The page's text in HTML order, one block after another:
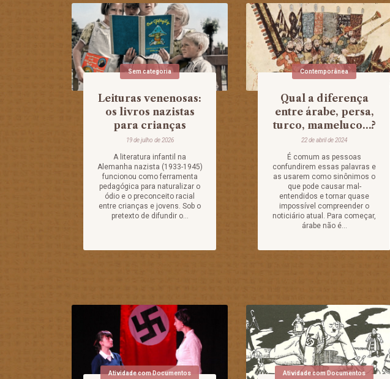
Sem categoria
Leituras venenosas:
os livros nazistas
para crianças
19 de julho de 2026
A literatura infantil na
Alemanha nazista (1933-1945)
funcionou como ferramenta
pedagógica para naturalizar o
ódio e o preconceito racial
entre crianças e jovens. Sob o
pretexto de difundir o...
Contemporânea
Qual a diferença
entre árabe, persa,
turco, mameluco…?
22 de abril de 2024
É comum as pessoas
confundirem essas palavras e
as usarem como sinônimos o
que pode causar mal-
entendidos e tornar quase
impossível compreender o
noticiário atual. Para começar,
árabe não é...
Atividade com Documentos Atividade com Documentos